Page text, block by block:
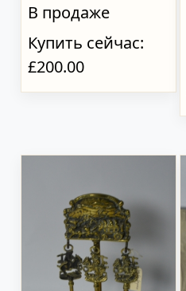
В продаже
Купить сейчас:
£200.00